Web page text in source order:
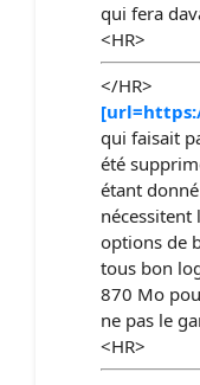
qui fera
<HR>
</HR>
qui faisait
été
étant
nécessitent
options de
tous bon
870 Mo
ne pas le
<HR>